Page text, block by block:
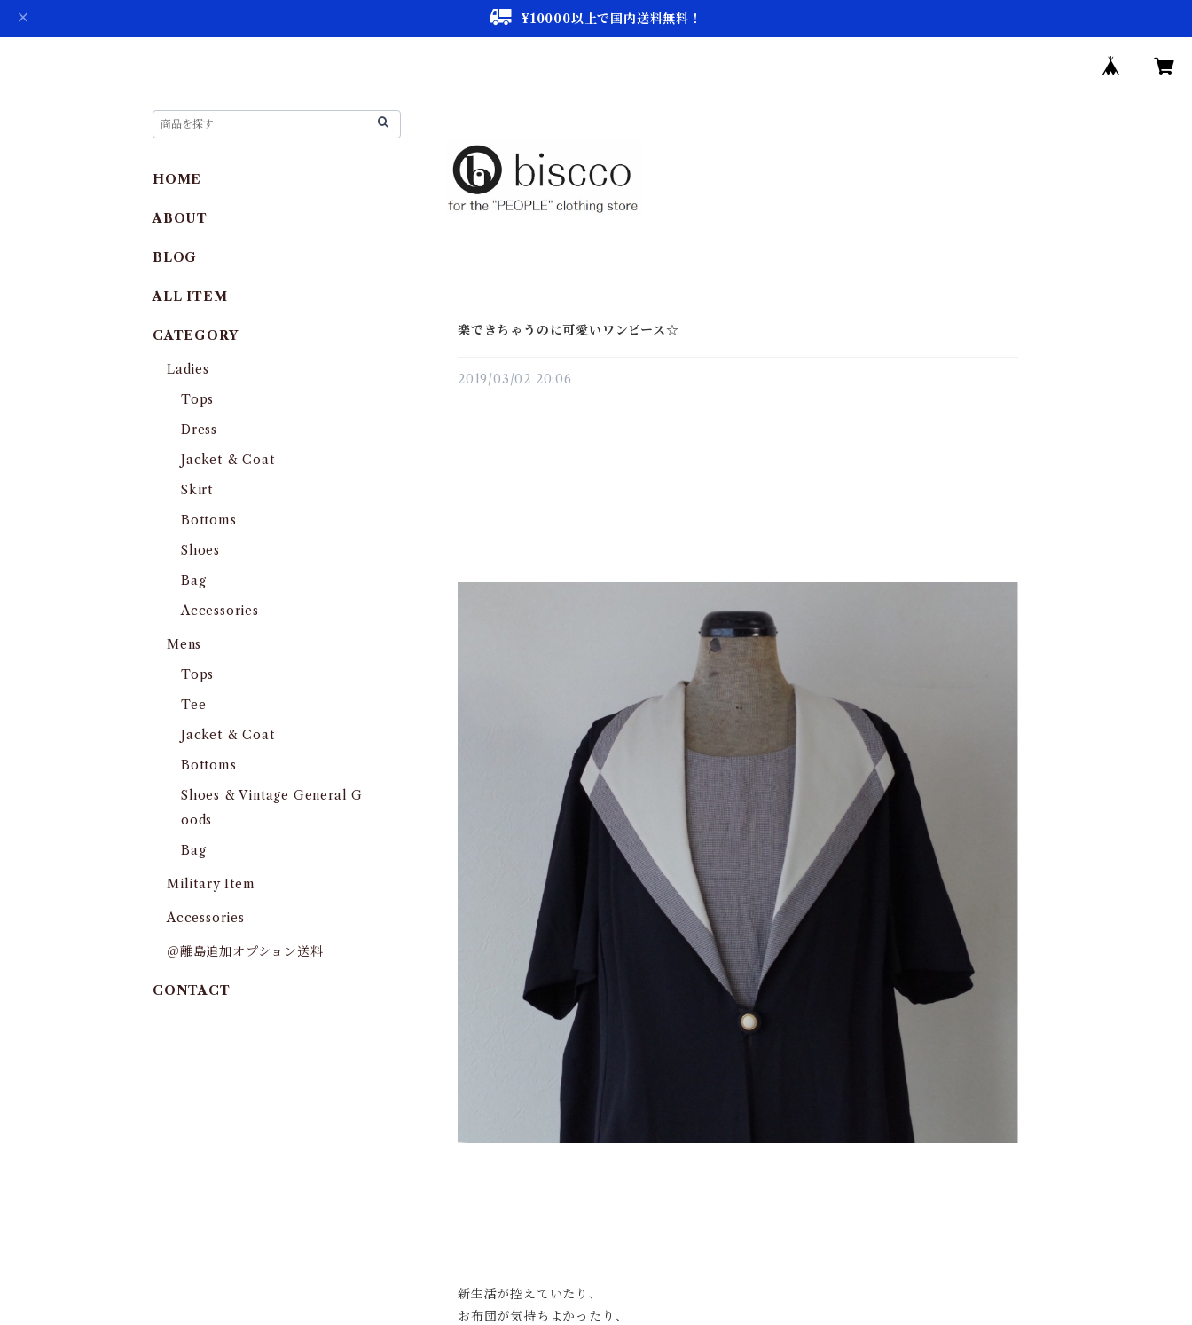
¥10000以上で国内送料無料！
楽できちゃうのに可愛いワンピース☆
2019/03/02 20:06
新生活が控えていたり、
お布団が気持ちよかったり、
HOME
ABOUT
BLOG
ALL ITEM
CATEGORY
Ladies
Tops
Dress
Jacket & Coat
Skirt
Bottoms
Shoes
Bag
Accessories
Mens
Tops
Tee
Jacket & Coat
Bottoms
Shoes & Vintage General G
oods
Bag
Military Item
Accessories
＠離島追加オプション送料
CONTACT